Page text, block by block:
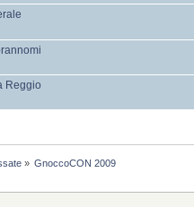
Reggio
» GnoccoCON 2009